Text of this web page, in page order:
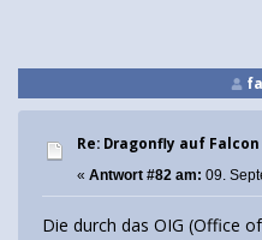
Re: Dragonfly auf Falcon
« Antwort #82 am: 09.
Die durch das OIG (Office